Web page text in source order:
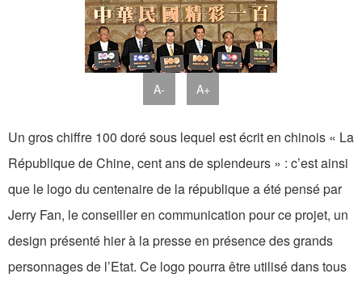
A- A+
Un gros chiffre 100 doré sous lequel est écrit en chinois « La
République de Chine, cent ans de splendeurs » : c’est ainsi
que le logo du centenaire de la république a été pensé par
Jerry Fan, le conseiller en communication pour ce projet, un
design présenté hier à la presse en présence des grands
personnages de l’Etat. Ce logo pourra être utilisé dans tous